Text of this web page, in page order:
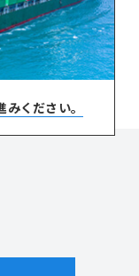
ください。